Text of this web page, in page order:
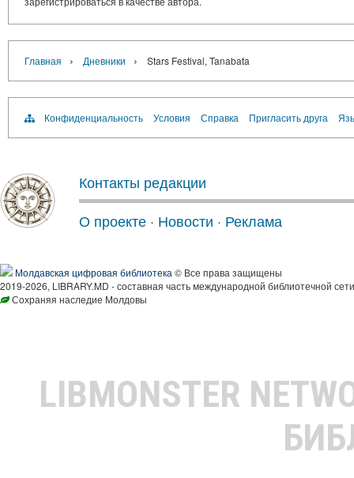
Главная › Дневники › Stars Festival, Tanabata
Конфиденциальность Условия Справка Пригласить друга
Контакты редакции
О проекте · Новости · Реклама
Молдавская цифровая библиотека © Все права защищены
2019-2026, LIBRARY.MD - составная часть международной библиотечной
Сохраняя наследие Молдовы
LIBMONSTER